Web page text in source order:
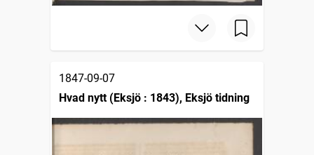
1847-09-07
Hvad nytt (Eksjö : 1843), Eksjö tidning